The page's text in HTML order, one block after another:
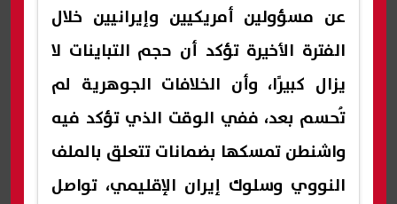
عن مسؤولين أمريكيين وإيرانيين خلال
الفترة الأخيرة تؤكد أن حجم التباينات لا
يزال كبيرًا، وأن الخلافات الجوهرية لم
تُحسم بعد، ففي الوقت الذي تؤكد فيه
واشنطن تمسكها بضمانات تتعلق بالملف
النووي وسلوك إيران الإقليمي، تواصل